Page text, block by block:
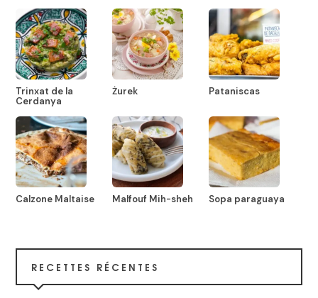
Trinxat de la
Cerdanya
Żurek Pataniscas
Calzone Maltaise Malfouf Mih-sheh Sopa paraguaya
RECETTES RÉCENTES